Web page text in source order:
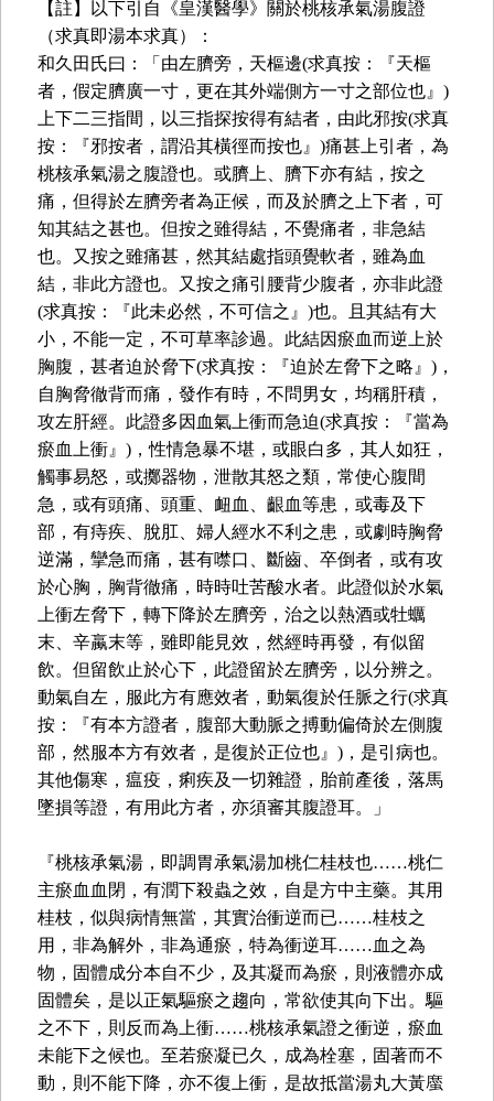
【註】以下引自《皇漢醫學》關於桃核承氣湯腹證
（求真即湯本求真）：
和久田氏曰：「由左臍旁，天樞邊(求真按：『天樞
者，假定臍廣一寸，更在其外端側方一寸之部位也』)
上下二三指間，以三指探按得有結者，由此邪按(求真
按：『邪按者，謂沿其橫徑而按也』)痛甚上引者，為
桃核承氣湯之腹證也。或臍上、臍下亦有結，按之
痛，但得於左臍旁者為正候，而及於臍之上下者，可
知其結之甚也。但按之雖得結，不覺痛者，非急結
也。又按之雖痛甚，然其結處指頭覺軟者，雖為血
結，非此方證也。又按之痛引腰背少腹者，亦非此證
(求真按：『此未必然，不可信之』)也。且其結有大
小，不能一定，不可草率診過。此結因瘀血而逆上於
胸腹，甚者迫於脅下(求真按：『迫於左脅下之略』)，
自胸脅徹背而痛，發作有時，不問男女，均稱肝積，
攻左肝經。此證多因血氣上衝而急迫(求真按：『當為
瘀血上衝』)，性情急暴不堪，或眼白多，其人如狂，
觸事易怒，或擲器物，泄散其怒之類，常使心腹間
急，或有頭痛、頭重、衄血、齦血等患，或毒及下
部，有痔疾、脫肛、婦人經水不利之患，或劇時胸脅
逆滿，攣急而痛，甚有噤口、斷齒、卒倒者，或有攻
於心胸，胸背徹痛，時時吐苦酸水者。此證似於水氣
上衝左脅下，轉下降於左臍旁，治之以熱酒或牡蠣
末、辛蠃末等，雖即能見效，然經時再發，有似留
飲。但留飲止於心下，此證留於左臍旁，以分辨之。
動氣自左，服此方有應效者，動氣復於任脈之行(求真
按：『有本方證者，腹部大動脈之搏動偏倚於左側腹
部，然服本方有效者，是復於正位也』)，是引病也。
其他傷寒，瘟疫，痢疾及一切雜證，胎前產後，落馬
墜損等證，有用此方者，亦須審其腹證耳。」
『桃核承氣湯，即調胃承氣湯加桃仁桂枝也……桃仁
主瘀血血閉，有潤下殺蟲之效，自是方中主藥。其用
桂枝，似與病情無當，其實治衝逆而已……桂枝之
用，非為解外，非為通瘀，特為衝逆耳……血之為
物，固體成分本自不少，及其凝而為瘀，則液體亦成
固體矣，是以正氣驅瘀之趨向，常欲使其向下出。驅
之不下，則反而為上衝……桃核承氣證之衝逆，瘀血
未能下之候也。至若瘀凝已久，成為栓塞，固著而不
動，則不能下降，亦不復上衝，是故抵當湯丸大黃䗪